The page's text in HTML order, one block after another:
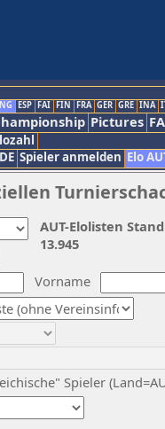
ESP FAI FIN FRA GER GRE INA
Pictures
Spieler anmelden Elo
Vorname
Spieler
AUT-Elolisten
13.945